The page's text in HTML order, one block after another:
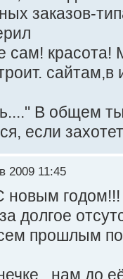
заказов-
сам!
В общем
если
2009 11:45
новым
долгое
прошлым
до